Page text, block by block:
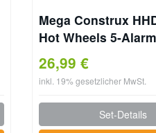
Mega Construx
Hot Wheels 5-
Feuerwehr-Auto
Truck, Spielzeug-
Feuerwehrmann-
Spielfiguren und
für Kinder ab 5
26,99 €
inkl. 19% gesetzlicher MwSt.
Set-Details